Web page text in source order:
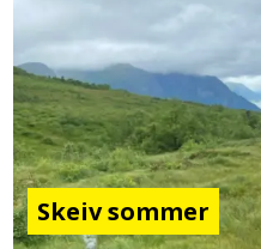
Skeiv sommer